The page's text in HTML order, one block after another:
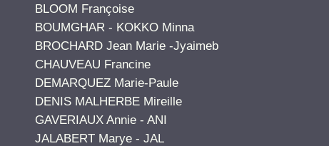
BLOOM Françoise
BOUMGHAR - KOKKO Minna
BROCHARD Jean Marie -Jyaimeb
CHAUVEAU Francine
DEMARQUEZ Marie-Paule
DENIS MALHERBE Mireille
GAVERIAUX Annie - ANI
JALABERT Marye - JAL